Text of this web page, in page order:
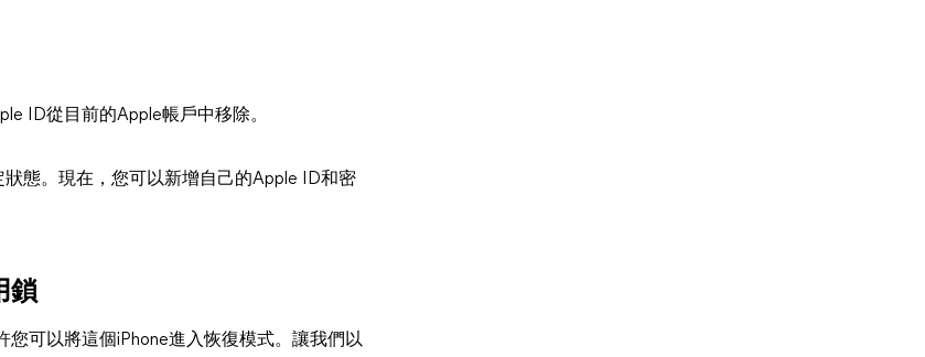
ID從目前的Apple帳戶中移除。
態。現在，您可以新增自己的Apple ID和密
鎖
可以將這個iPhone進入恢復模式。讓我們以